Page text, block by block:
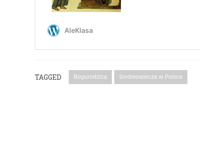
TAGGED Bogurodzica średniowiecze w Polsce